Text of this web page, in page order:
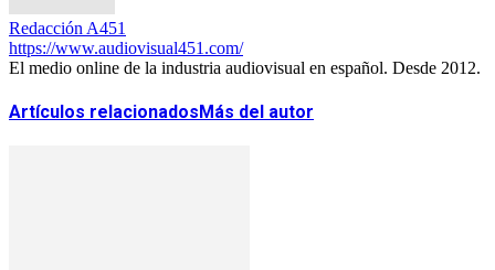
Redacción A451
https://www.audiovisual451.com/
El medio online de la industria audiovisual en español. Desde 2012.
Artículos relacionadosMás del autor